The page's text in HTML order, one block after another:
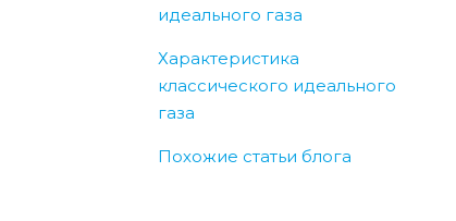
идеального газа
Характеристика
классического идеального
газа
Похожие статьи блога